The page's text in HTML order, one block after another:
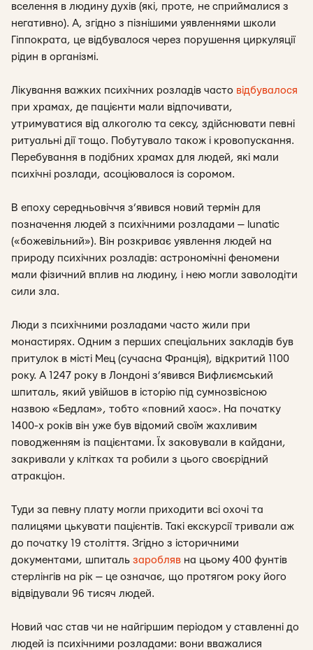
вселення в людину духів (які, проте, не сприймалися з
негативно). А, згідно з пізнішими уявленнями школи
Гіппократа, це відбувалося через порушення циркуляції
рідин в організмі.
Лікування важких психічних розладів часто відбувалося
при храмах, де пацієнти мали відпочивати,
утримуватися від алкоголю та сексу, здійснювати певні
ритуальні дії тощо. Побутувало також і кровопускання.
Перебування в подібних храмах для людей, які мали
психічні розлади, асоціювалося із соромом.
В епоху середньовіччя з’явився новий термін для
позначення людей з психічними розладами — lunatic
(«божевільний»). Він розкриває уявлення людей на
природу психічних розладів: астрономічні феномени
мали фізичний вплив на людину, і нею могли заволодіти
сили зла.
Люди з психічними розладами часто жили при
монастирях. Одним з перших спеціальних закладів був
притулок в місті Мец (сучасна Франція), відкритий 1100
року. А 1247 року в Лондоні з’явився Вифлиємський
шпиталь, який увійшов в історію під сумнозвісною
назвою «Бедлам», тобто «повний хаос». На початку
1400-х років він уже був відомий своїм жахливим
поводженням із пацієнтами. Їх заковували в кайдани,
закривали у клітках та робили з цього своєрідний
атракціон.
Туди за певну плату могли приходити всі охочі та
палицями цькувати пацієнтів. Такі екскурсії тривали аж
до початку 19 століття. Згідно з історичними
документами, шпиталь заробляв на цьому 400 фунтів
стерлінгів на рік — це означає, що протягом року його
відвідували 96 тисяч людей.
Новий час став чи не найгіршим періодом у ставленні до
людей із психічними розладами: вони вважалися